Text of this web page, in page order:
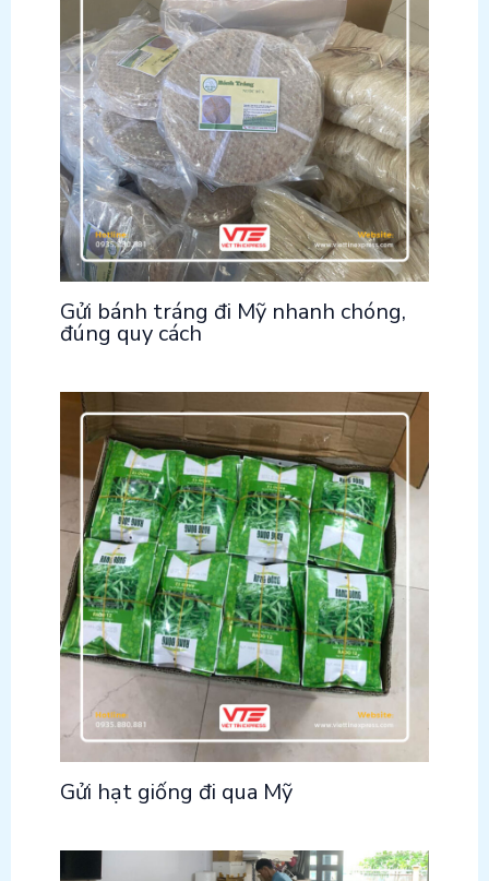
Gửi bánh tráng đi Mỹ nhanh chóng,
đúng quy cách
Gửi hạt giống đi qua Mỹ